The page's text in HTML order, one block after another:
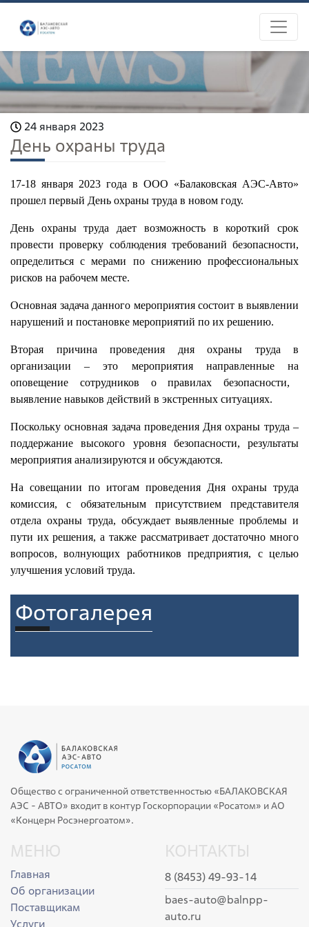
24 января 2023
День охраны труда
17-18 января 2023 года в ООО «Балаковская АЭС-Авто»
прошел первый День охраны труда в новом году.
День охраны труда дает возможность в короткий срок
провести проверку соблюдениятребований безопасности,
определиться с мерами поснижению профессиональных
рисков на рабочем месте.
Основная задача данного мероприятия состоит в выявлении
нарушений и постановке мероприятий по их решению.
Вторая причина проведения дняохраны труда в
организации – это мероприятия направленные на
оповещение сотрудников о правилах безопасности,
выявление навыков действий в экстренных ситуациях.
Посколькуосновная задача проведения Дня охраны труда –
поддержание высокого уровня безопасности, результаты
мероприятия анализируются и обсуждаются.
На совещании по итогам проведения Дня охраны труда
комиссия, с обязательным присутствием представителя
отдела охранытруда, обсуждаетвыявленные проблемы и
пути ихрешения,а также рассматриваетдостаточно много
вопросов, волнующих работниковпредприятия, с целью
улучшения условий труда.
Фотогалерея
Общество с ограниченной ответственностью «БАЛАКОВСКАЯ
АЭС - АВТО» входит в контур Госкорпорации «Росатом» и АО
«Концерн Росэнергоатом».
МЕНЮ
Главная
Об организации
Поставщикам
Услуги
КОНТАКТЫ
8 (8453) 49-93-14
baes-auto@balnpp-
auto.ru